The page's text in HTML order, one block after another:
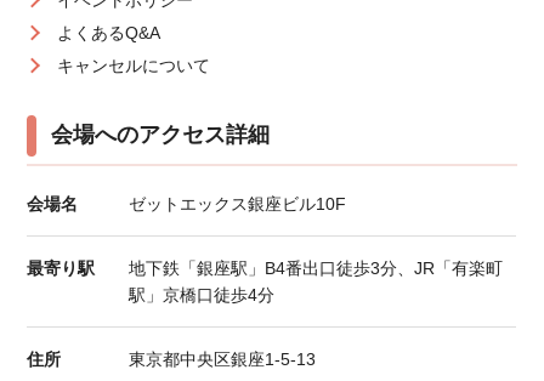
よくあるQ&A
キャンセルについて
会場へのアクセス詳細
会場名 ゼットエックス銀座ビル10F
最寄り駅
地下鉄「銀座駅」B4番出口徒歩3分、JR「有楽町
駅」京橋口徒歩4分
住所 東京都中央区銀座1-5-13